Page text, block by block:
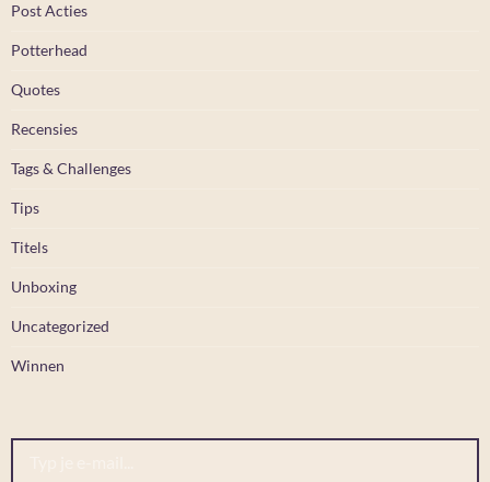
Post Acties
Potterhead
Quotes
Recensies
Tags & Challenges
Tips
Titels
Unboxing
Uncategorized
Winnen
Typ je e-mail...